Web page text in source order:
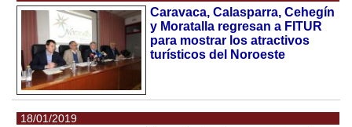
Caravaca, Calasparra, Cehegín
y Moratalla regresan a FITUR
para mostrar los atractivos
turísticos del Noroeste
18/01/2019